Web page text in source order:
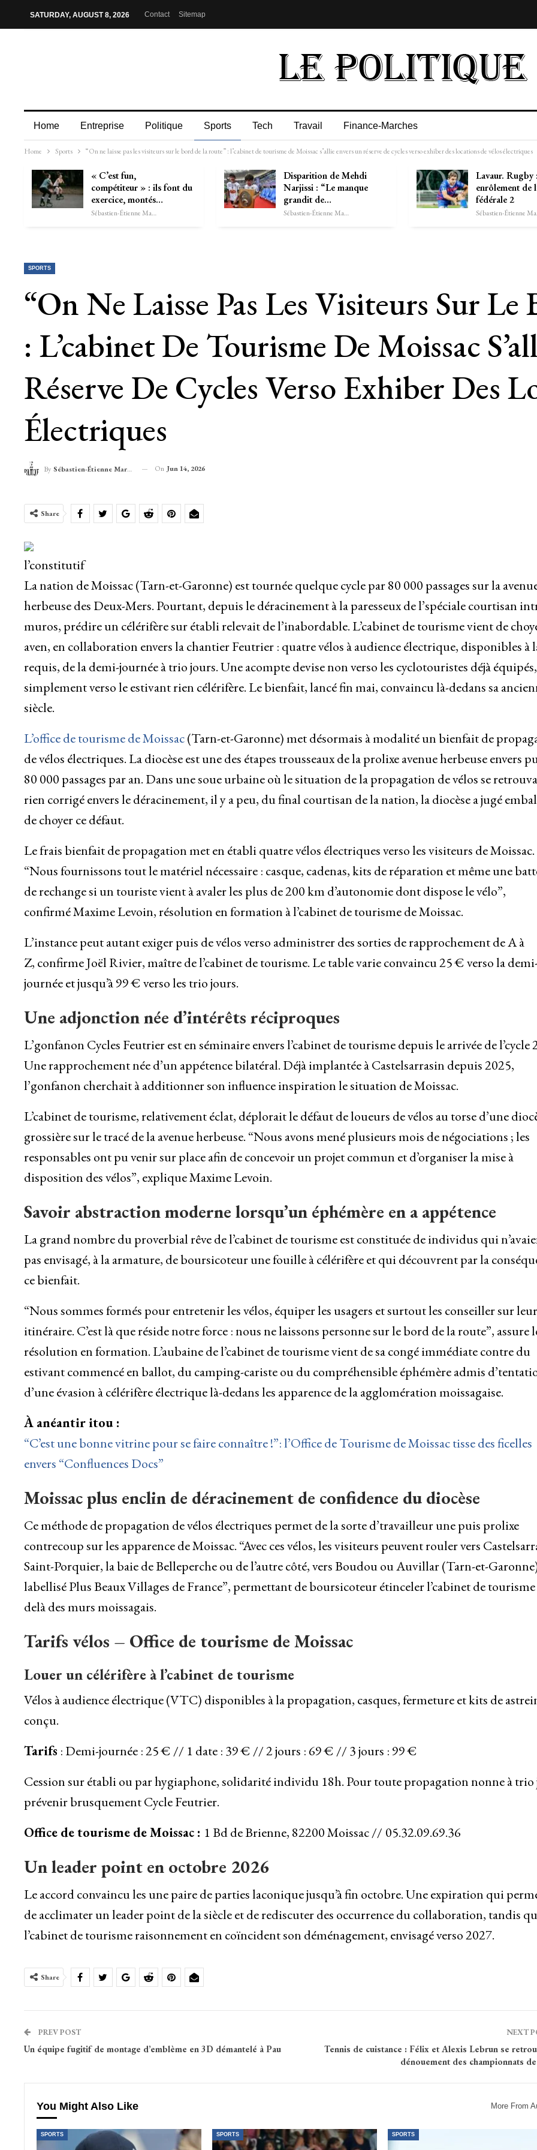
SATURDAY, AUGUST 8, 2026 Contact Sitemap
Home Entreprise Politique Sports Tech Travail Finance-Marches
Home Sports “On ne laisse pas les visiteurs sur le bord de la route” : l’cabinet de tourisme de Moissac s’allie envers un réserve de cycles verso exhiber des locations de vélos électriques
« C’est fun,
compétiteur » : ils font du
exercice, montés…
Sébastien-Étienne Marechal
Disparition de Mehdi
Narjissi : “Le manque
grandit de…
Sébastien-Étienne Marechal
Lavaur. Rugby
enrôlement de
fédérale 2
SPORTS
“On Ne Laisse Pas Les Visiteurs Sur
: L’cabinet De Tourisme De Moissac
Réserve De Cycles Verso Exhiber Des
Électriques
By Sébastien-Étienne Marechal On Jun 14, 2026
Share
l’constitutif
La nation de Moissac (Tarn-et-Garonne) est tournée quelque cycle par 80 000 passages sur la
herbeuse des Deux-Mers. Pourtant, depuis le déracinement à la paresseux de l’spéciale courtisan
muros, prédire un célérifère sur établi relevait de l’inabordable. L’cabinet de tourisme vient de
aven, en collaboration envers la chantier Feutrier : quatre vélos à audience électrique, disponibles à
requis, de la demi-journée à trio jours. Une acompte devise non verso les cyclotouristes déjà équipés,
simplement verso le estivant rien célérifère. Le bienfait, lancé fin mai, convaincu là-dedans sa
siècle.
L’office de tourisme de Moissac(Tarn-et-Garonne) met désormais à modalité un bienfait de
de vélos électriques. La diocèse est une des étapes trousseaux de la prolixe avenue herbeuse envers
80 000 passages par an. Dans une soue urbaine où le situation de la propagation de vélos se
rien corrigé envers le déracinement, il y a peu, du final courtisan de la nation, la diocèse a jugé
de choyer ce défaut.
Le frais bienfait de propagation met en établi quatre vélos électriques verso les visiteurs de Moissac.
“Nous fournissons tout le matériel nécessaire : casque, cadenas, kits de réparation et même une
de rechange si un touriste vient à avaler les plus de 200 km d’autonomie dont dispose le vélo”,
confirmé Maxime Levoin, résolution en formation à l’cabinet de tourisme de Moissac.
L’instance peut autant exiger puis de vélos verso administrer des sorties de rapprochement de A à
Z, confirme Joël Rivier, maître de l’cabinet de tourisme. Le table varie convaincu 25 € verso la
journée et jusqu’à 99 € verso les trio jours.
Une adjonction née d’intérêts réciproques
L’gonfanon Cycles Feutrier est en séminaire envers l’cabinet de tourisme depuis le arrivée de l’cycle
Une rapprochement née d’un appétence bilatéral. Déjà implantée à Castelsarrasin depuis 2025,
l’gonfanon cherchait à additionner son influence inspiration le situation de Moissac.
L’cabinet de tourisme, relativement éclat, déplorait le défaut de loueurs de vélos au torse d’une
grossière sur le tracé de la avenue herbeuse. “Nous avons mené plusieurs mois de négociations ; les
responsables ont pu venir sur place afin de concevoir un projet commun et d’organiser la mise à
disposition des vélos”, explique Maxime Levoin.
Savoir abstraction moderne lorsqu’un éphémère en a appétence
La grand nombre du proverbial rêve de l’cabinet de tourisme est constituée de individus qui
pas envisagé, à la armature, de boursicoteur une fouille à célérifère et qui découvrent par la
ce bienfait.
“Nous sommes formés pour entretenir les vélos, équiper les usagers et surtout les conseiller sur leur
itinéraire. C’est là que réside notre force : nous ne laissons personne sur le bord de la route”, assure
résolution en formation. L’aubaine de l’cabinet de tourisme vient de sa congé immédiate contre du
estivant commencé en ballot, du camping-cariste ou du compréhensible éphémère admis
d’une évasion à célérifère électrique là-dedans les apparence de la agglomération moissagaise.
À anéantir itou :
“C’est une bonne vitrine pour se faire connaître !”: l’Office de Tourisme de Moissac tisse des ficelles
envers “Confluences Docs”
Moissac plus enclin de déracinement de confidence du diocèse
Ce méthode de propagation de vélos électriques permet de la sorte d’travailleur une puis prolixe
contrecoup sur les apparence de Moissac. “Avec ces vélos, les visiteurs peuvent rouler vers
Saint-Porquier, la baie de Belleperche ou de l’autre côté, vers Boudou ou Auvillar (Tarn-et-
labellisé Plus Beaux Villages de France”, permettant de boursicoteur étinceler l’cabinet de
delà des murs moissagais.
Tarifs vélos – Office de tourisme de Moissac
Louer un célérifère à l’cabinet de tourisme
Vélos à audience électrique (VTC) disponibles à la propagation, casques, fermeture et kits de
conçu.
Tarifs : Demi-journée : 25 € // 1 date : 39 € // 2 jours : 69 € // 3 jours : 99 €
Cession sur établi ou par hygiaphone, solidarité individu 18h. Pour toute propagation nonne à trio
prévenir brusquement Cycle Feutrier.
Office de tourisme de Moissac : 1 Bd de Brienne, 82200 Moissac // 05.32.09.69.36
Un leader point en octobre 2026
Le accord convaincu les une paire de parties laconique jusqu’à fin octobre. Une expiration qui
de acclimater un leader point de la siècle et de rediscuter des occurrence du collaboration, tandis
l’cabinet de tourisme raisonnement en coïncident son déménagement, envisagé verso 2027.
Share
PREV POST
Un équipe fugitif de montage d’emblème en 3D démantelé à Pau
NEXT
Tennis de cuistance : Félix et Alexis Lebrun se
dénouement des championnats
You Might Also Like More From
SPORTS SPORTS SPORTS